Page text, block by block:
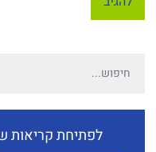
לפתיחת קריאות